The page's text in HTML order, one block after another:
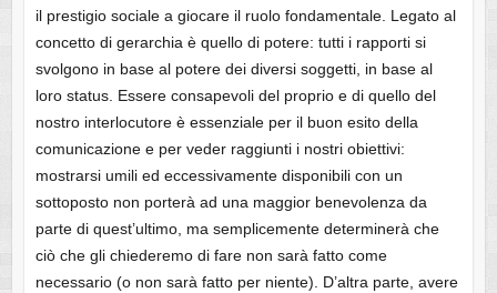
il prestigio sociale a giocare il ruolo fondamentale. Legato al
concetto di gerarchia è quello di potere: tutti i rapporti si
svolgono in base al potere dei diversi soggetti, in base al
loro status. Essere consapevoli del proprio e di quello del
nostro interlocutore è essenziale per il buon esito della
comunicazione e per veder raggiunti i nostri obiettivi:
mostrarsi umili ed eccessivamente disponibili con un
sottoposto non porterà ad una maggior benevolenza da
parte di quest’ultimo, ma semplicemente determinerà che
ciò che gli chiederemo di fare non sarà fatto come
necessario (o non sarà fatto per niente). D’altra parte, avere